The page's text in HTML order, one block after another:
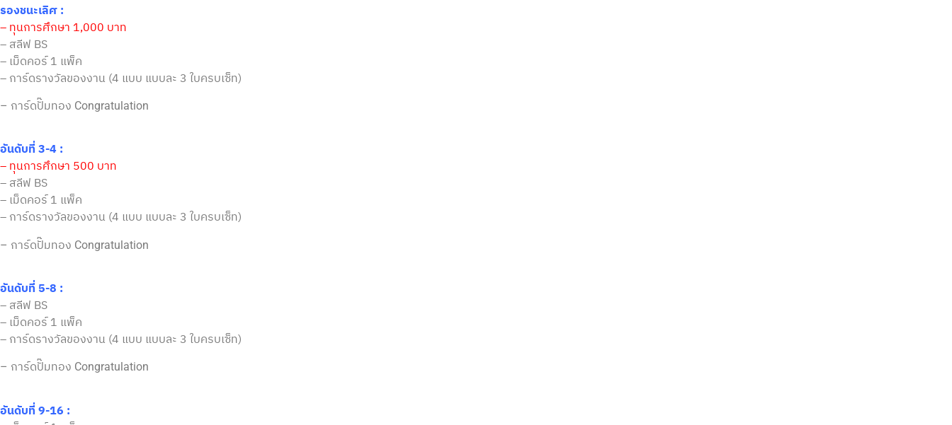
รองชนะเลิศ :
– ทุนการศึกษา 1,000 บาท
– สลีฟ BS
– เม็ดคอร์ 1 แพ็ค
– การ์ดรางวัลของงาน (4 แบบ แบบละ 3 ใบครบเซ็ท)
– การ์ดปั๊มทอง Congratulation
อันดับที่ 3-4 :
– ทุนการศึกษา 500 บาท
– สลีฟ BS
– เม็ดคอร์ 1 แพ็ค
– การ์ดรางวัลของงาน (4 แบบ แบบละ 3 ใบครบเซ็ท)
– การ์ดปั๊มทอง Congratulation
อันดับที่ 5-8 :
– สลีฟ BS
– เม็ดคอร์ 1 แพ็ค
– การ์ดรางวัลของงาน (4 แบบ แบบละ 3 ใบครบเซ็ท)
– การ์ดปั๊มทอง Congratulation
อันดับที่ 9-16 :